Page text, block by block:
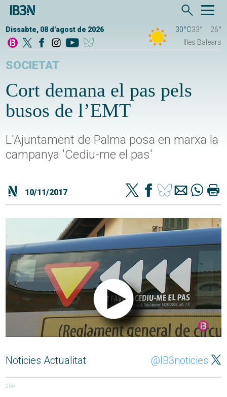
Dissabte, 08 d'agost de 2026 30°C33°
26°
Illes Balears
SOCIETAT
Cort demana el pas pels
busos de l’EMT
L'Ajuntament de Palma posa en marxa la
campanya 'Cediu-me el pas'
10/11/2017
Noticies Actualitat @IB3noticies
256